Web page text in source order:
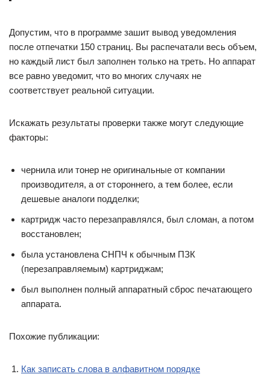
Допустим, что в программе зашит вывод уведомления
после отпечатки 150 страниц. Вы распечатали весь объем,
но каждый лист был заполнен только на треть. Но аппарат
все равно уведомит, что во многих случаях не
соответствует реальной ситуации.
Искажать результаты проверки также могут следующие
факторы:
чернила или тонер не оригинальные от компании
производителя, а от стороннего, а тем более, если
дешевые аналоги подделки;
картридж часто перезаправлялся, был сломан, а потом
восстановлен;
была установлена СНПЧ к обычным ПЗК
(перезаправляемым) картриджам;
был выполнен полный аппаратный сброс печатающего
аппарата.
Похожие публикации:
Как записать слова в алфавитном порядке